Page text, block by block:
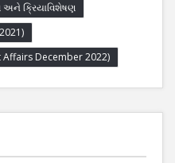
અને ક્રિયાવિશેષણ
December 2022)